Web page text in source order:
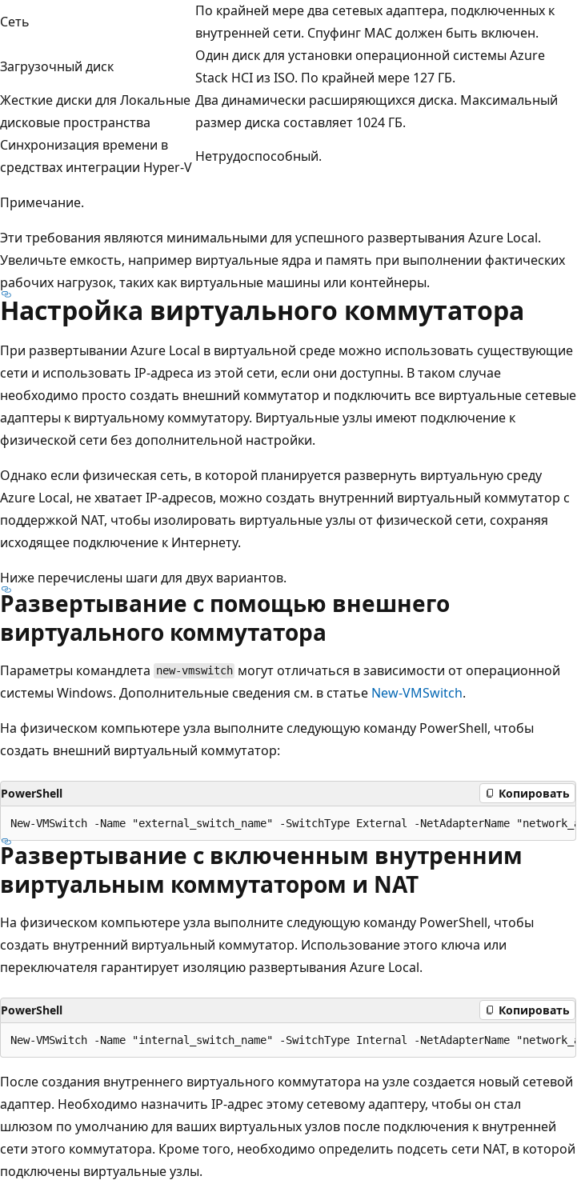
Сеть
По крайней мере два сетевых адаптера, подключенных к
внутренней сети. Спуфинг MAC должен быть включен.
Загрузочный диск
Один диск для установки операционной системы Azure
Stack HCI из ISO. По крайней мере 127 ГБ.
Жесткие диски для Локальные
дисковые пространства
Два динамически расширяющихся диска. Максимальный
размер диска составляет 1024 ГБ.
Синхронизация времени в
средствах интеграции Hyper-V
Нетрудоспособный.
Примечание.
Эти требования являются минимальными для успешного развертывания Azure Local.
Увеличьте емкость, например виртуальные ядра и память при выполнении фактических
рабочих нагрузок, таких как виртуальные машины или контейнеры.
Настройка виртуального коммутатора
При развертывании Azure Local в виртуальной среде можно использовать существующие
сети и использовать IP-адреса из этой сети, если они доступны. В таком случае
необходимо просто создать внешний коммутатор и подключить все виртуальные сетевые
адаптеры к виртуальному коммутатору. Виртуальные узлы имеют подключение к
физической сети без дополнительной настройки.
Однако если физическая сеть, в которой планируется развернуть виртуальную среду
Azure Local, не хватает IP-адресов, можно создать внутренний виртуальный коммутатор с
поддержкой NAT, чтобы изолировать виртуальные узлы от физической сети, сохраняя
исходящее подключение к Интернету.
Ниже перечислены шаги для двух вариантов.
Развертывание с помощью внешнего
виртуального коммутатора
Параметры командлета new-vmswitch могут отличаться в зависимости от операционной
системы Windows. Дополнительные сведения см. в статье New-VMSwitch.
На физическом компьютере узла выполните следующую команду PowerShell, чтобы
создать внешний виртуальный коммутатор:
PowerShell Копировать
Развертывание с включенным внутренним
виртуальным коммутатором и NAT
На физическом компьютере узла выполните следующую команду PowerShell, чтобы
создать внутренний виртуальный коммутатор. Использование этого ключа или
переключателя гарантирует изоляцию развертывания Azure Local.
PowerShell Копировать
После создания внутреннего виртуального коммутатора на узле создается новый сетевой
адаптер. Необходимо назначить IP-адрес этому сетевому адаптеру, чтобы он стал
шлюзом по умолчанию для ваших виртуальных узлов после подключения к внутренней
сети этого коммутатора. Кроме того, необходимо определить подсеть сети NAT, в которой
подключены виртуальные узлы.